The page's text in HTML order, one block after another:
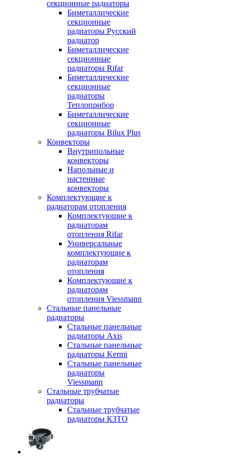
секционные радиаторы
Биметаллические
секционные
радиаторы Русский
радиатор
Биметаллические
секционные
радиаторы Rifar
Биметаллические
секционные
радиаторы
Теплоприбор
Биметаллические
секционные
радиаторы Bilux Plus
Конвекторы
Внутрипольные
конвекторы
Напольные и
настенные
конвекторы
Комплектующие к
радиаторам отопления
Комплектующие к
радиаторам
отопления Rifar
Универсальные
комплектующие к
радиаторам
отопления
Комплектующие к
радиаторам
отопления Viessmann
Стальные панельные
радиаторы
Стальные панельные
радиаторы Axis
Стальные панельные
радиаторы Kermi
Стальные панельные
радиаторы
Viessmann
Стальные трубчатые
радиаторы
Стальные трубчатые
радиаторы КЗТО